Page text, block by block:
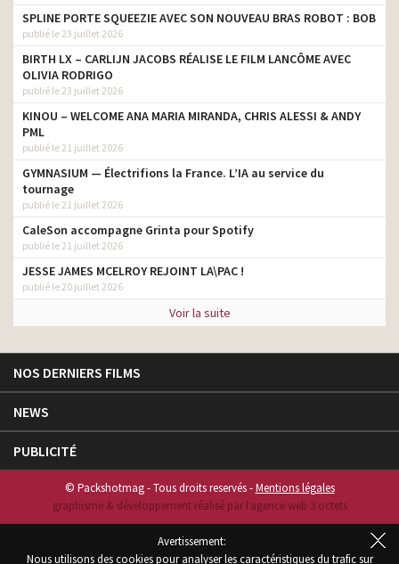
SPLINE PORTE SQUEEZIE AVEC SON NOUVEAU BRAS ROBOT : BOB
publié le 23 juillet 2026
BIRTH LX – CARLIJN JACOBS RÉALISE LE FILM LANCÔME AVEC
OLIVIA RODRIGO
publié le 23 juillet 2026
KINOU – WELCOME ANA MARIA MIRANDA, CHRIS ALESSI & ANDY
PML
publié le 21 juillet 2026
GYMNASIUM — Électrifions la France. L’IA au service du
tournage
publié le 21 juillet 2026
CaleSon accompagne Grinta pour Spotify
publié le 21 juillet 2026
JESSE JAMES MCELROY REJOINT LA\PAC !
publié le 20 juillet 2026
Voir la suite
NOS DERNIERS FILMS
NEWS
PUBLICITÉ
© Packshotmag - Tous droits reservés -Mentions légales
graphisme & développement réalisé par l‘agence web 3 octets
Avertissement:
Nous utilisons des cookies pour analyser les caractéristiques du trafic sur